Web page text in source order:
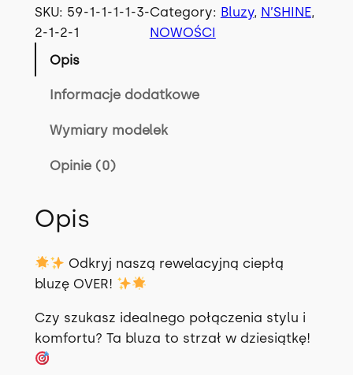
ś
ć
T
R
K
z
t
r
SKU: 59-1-1-1-1-3-
2-1-2-1
Category: Bluzy, N’SHINE
NOWOŚCI
Opis
Informacje dodatkowe
Wymiary modelek
Opinie (0)
Opis
Odkryj naszą rewelacyjną ciepłą
bluzę OVER!
Czy szukasz idealnego połączenia stylu i
komfortu? Ta bluza to strzał w dziesiątkę!